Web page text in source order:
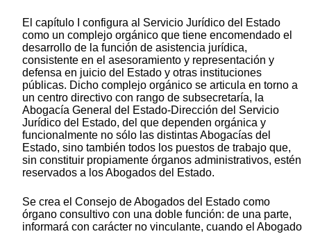
El capítulo I configura al Servicio Jurídico del Estado
como un complejo orgánico que tiene encomendado el
desarrollo de la función de asistencia jurídica,
consistente en el asesoramiento y representación y
defensa en juicio del Estado y otras instituciones
públicas. Dicho complejo orgánico se articula en torno a
un centro directivo con rango de subsecretaría, la
Abogacía General del Estado-Dirección del Servicio
Jurídico del Estado, del que dependen orgánica y
funcionalmente no sólo las distintas Abogacías del
Estado, sino también todos los puestos de trabajo que,
sin constituir propiamente órganos administrativos, estén
reservados a los Abogados del Estado.
Se crea el Consejo de Abogados del Estado como
órgano consultivo con una doble función: de una parte,
informará con carácter no vinculante, cuando el Abogado